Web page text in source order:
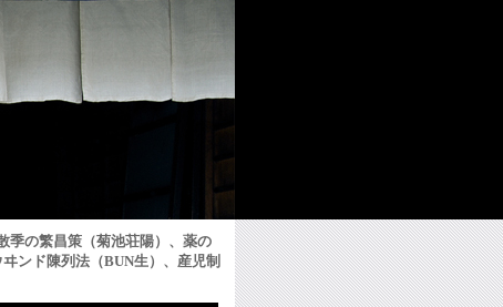
の繁昌策（菊池荘陽）、薬の
ンド陳列法（BUN生）、産児制